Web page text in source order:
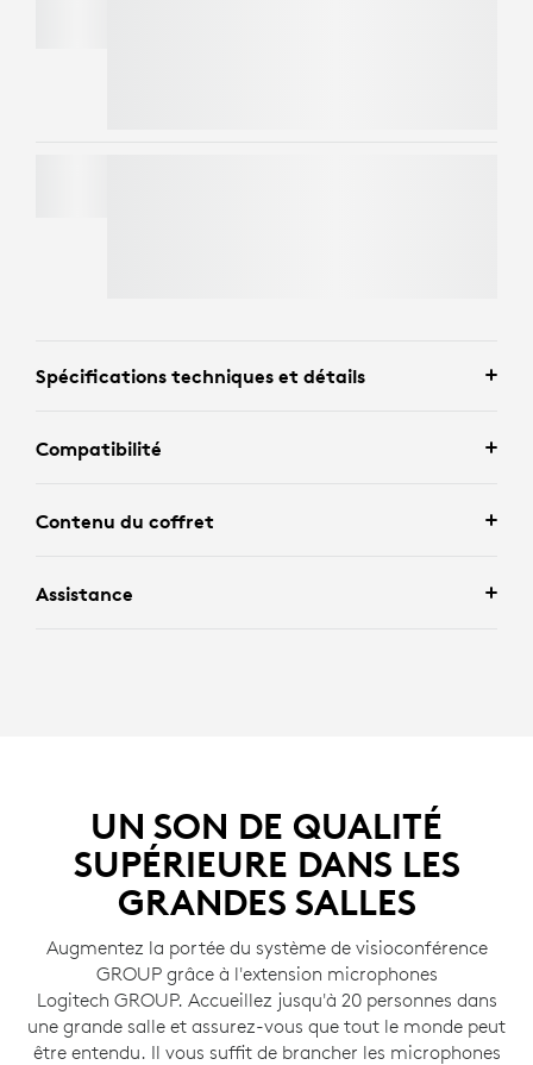
Spécifications techniques et détails
Compatibilité
Contenu du coffret
Assistance
UN SON DE QUALITÉ
SUPÉRIEURE DANS LES
GRANDES SALLES
Augmentez la portée du système de visioconférence
GROUP grâce à l'extension microphones
Logitech GROUP. Accueillez jusqu'à 20 personnes dans
une grande salle et assurez-vous que tout le monde peut
être entendu. Il vous suffit de brancher les microphones